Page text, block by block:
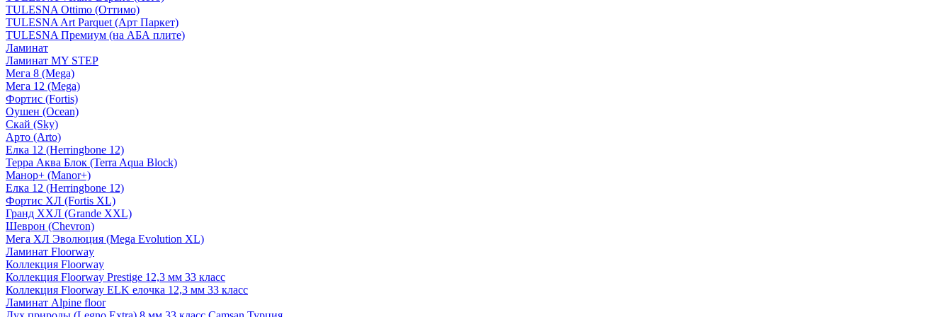
TULESNA Ottimo (Оттимо)
TULESNA Art Parquet (Арт Паркет)
TULESNA Премиум (на АБА плите)
Ламинат
Ламинат MY STEP
Мега 8 (Mega)
Мега 12 (Mega)
Фортис (Fortis)
Оушен (Ocean)
Скай (Sky)
Арто (Arto)
Елка 12 (Herringbone 12)
Терра Аква Блок (Terra Aqua Block)
Манор+ (Manor+)
Елка 12 (Herringbone 12)
Фортис ХЛ (Fortis XL)
Гранд ХХЛ (Grande XXL)
Шеврон (Chevron)
Мега ХЛ Эволюция (Mega Evolution XL)
Ламинат Floorway
Коллекция Floorway
Коллекция Floorway Prestige 12,3 мм 33 класс
Коллекция Floorway ELK елочка 12,3 мм 33 класс
Ламинат Alpine floor